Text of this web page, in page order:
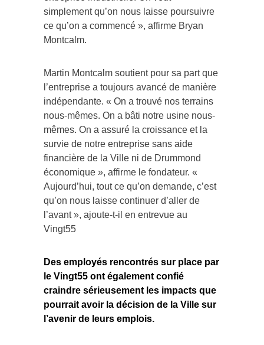
simplement qu’on nous laisse poursuivre
ce qu’on a commencé », affirme Bryan
Montcalm.
Martin Montcalm soutient pour sa part que
l’entreprise a toujours avancé de manière
indépendante. « On a trouvé nos terrains
nous-mêmes. On a bâti notre usine nous-
mêmes. On a assuré la croissance et la
survie de notre entreprise sans aide
financière de la Ville ni de Drummond
économique », affirme le fondateur. «
Aujourd’hui, tout ce qu’on demande, c’est
qu’on nous laisse continuer d’aller de
l’avant », ajoute-t-il en entrevue au
Vingt55
Des employés rencontrés sur place par
le Vingt55 ont également confié
craindre sérieusement les impacts que
pourrait avoir la décision de la Ville sur
l’avenir de leurs emplois.